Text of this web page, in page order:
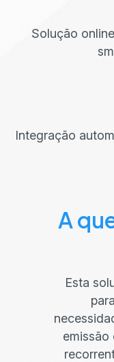
Solução
Integração
A
Esta
emissão